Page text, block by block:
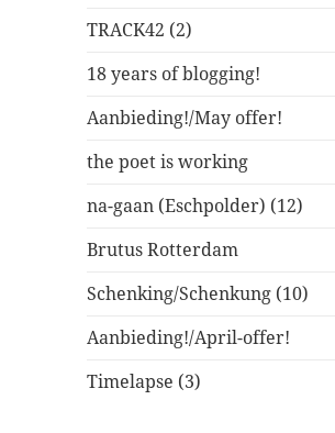
TRACK42 (2)
18 years of blogging!
Aanbieding!/May offer!
the poet is working
na-gaan (Eschpolder) (12)
Brutus Rotterdam
Schenking/Schenkung (10)
Aanbieding!/April-offer!
Timelapse (3)